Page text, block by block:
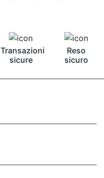
Transazioni
sicure
Reso
sicuro